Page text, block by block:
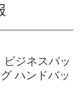
ジネスバッ
ハンドバッ